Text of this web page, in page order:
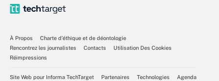
À Propos
Charte d’éthique et de déontologie
Rencontrez les journalistes
Contacts
Utilisation Des Cookies
Réimpressions
Site Web pour Informa TechTarget Partenaires Technologies
Agenda